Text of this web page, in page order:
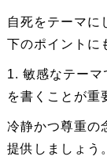
自死をテーマに
下のポイントに
1. 敏感なテー
を書くことが重
冷静かつ尊重の
提供しましょう。